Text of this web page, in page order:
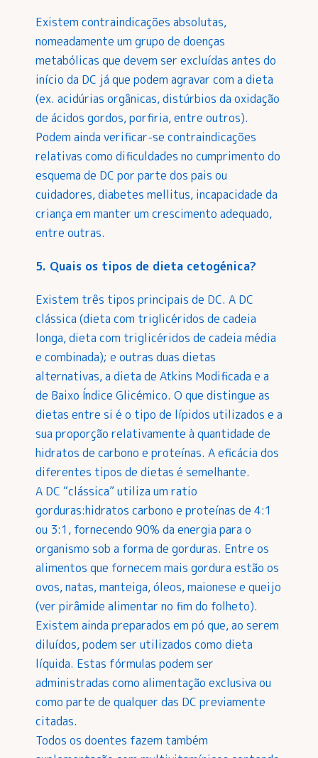
Existem contraindicações absolutas,
nomeadamente um grupo de doenças
metabólicas que devem ser excluídas antes do
início da DC já que podem agravar com a dieta
(ex. acidúrias orgânicas, distúrbios da oxidação
de ácidos gordos, porfiria, entre outros).
Podem ainda verificar-se contraindicações
relativas como dificuldades no cumprimento do
esquema de DC por parte dos pais ou
cuidadores, diabetes mellitus, incapacidade da
criança em manter um crescimento adequado,
entre outras.
5. Quais os tipos de dieta cetogénica?
Existem três tipos principais de DC. A DC
clássica (dieta com triglicéridos de cadeia
longa, dieta com triglicéridos de cadeia média
e combinada); e outras duas dietas
alternativas, a dieta de Atkins Modificada e a
de Baixo Índice Glicémico. O que distingue as
dietas entre si é o tipo de lípidos utilizados e a
sua proporção relativamente à quantidade de
hidratos de carbono e proteínas. A eficácia dos
diferentes tipos de dietas é semelhante.
A DC “clássica” utiliza um ratio
gorduras:hidratos carbono e proteínas de 4:1
ou 3:1, fornecendo 90% da energia para o
organismo sob a forma de gorduras. Entre os
alimentos que fornecem mais gordura estão os
ovos, natas, manteiga, óleos, maionese e queijo
(ver pirâmide alimentar no fim do folheto).
Existem ainda preparados em pó que, ao serem
diluídos, podem ser utilizados como dieta
líquida. Estas fórmulas podem ser
administradas como alimentação exclusiva ou
como parte de qualquer das DC previamente
citadas.
Todos os doentes fazem também